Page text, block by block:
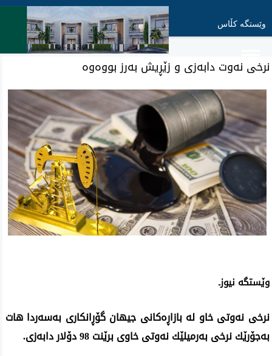
وێستگە کڵاس
نرخی نه‌وت دابەزی و زێڕیش بەرز بووەوە
‌وێستگه‌ نیوزـ
نرخی نه‌وتی خاو له‌ بازاڕە‌كانی جیهان گۆڕانكاری به‌سه‌ردا هات
به‌جۆرێك نرخی‌ به‌رمیلێك نه‌وتی‌ خاوی‌ برێنت98دۆلار دابەزی‌.